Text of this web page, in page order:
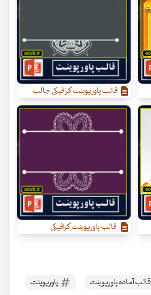
قالب پاورپوینت گرافیکی جالب
قالب پاورپوینت گرافیکی
قالب آماده پاورپوینت
پاورپوینت